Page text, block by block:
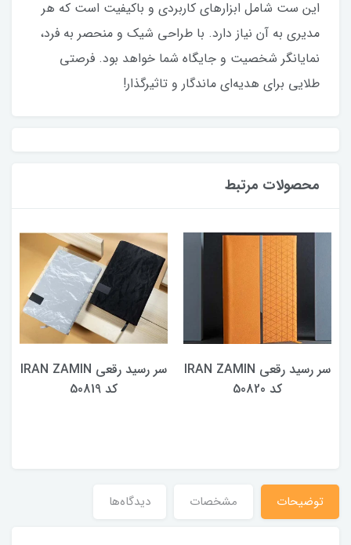
این ست شامل ابزارهای کاربردی و باکیفیت است که هر
مدیری به آن نیاز دارد. با طراحی شیک و منحصر به فرد،
نمایانگر شخصیت و جایگاه شما خواهد بود. فرصتی
طلایی برای هدیه‌ای ماندگار و تاثیرگذار!
محصولات مرتبط
سر رسید رقعی IRAN ZAMIN
کد 50820
سر رسید رقعی IRAN ZAMIN
کد 50819
توضیحات مشخصات دیدگاه‌ها